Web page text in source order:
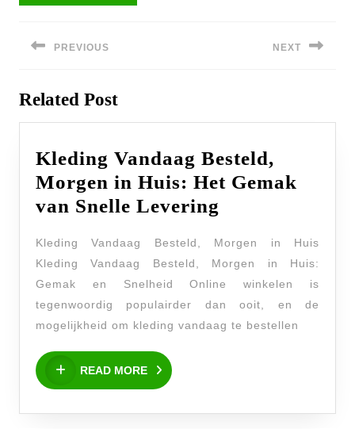
navigatie
PREVIOUS
post:
NEXT
Related Post
Kleding Vandaag Besteld,
Morgen in Huis: Het Gemak
van Snelle Levering
Besteld,
Morgen
in
Huis:
Snelle
Kleding Vandaag Besteld, Morgen in Huis
Kleding Vandaag Besteld, Morgen in Huis:
Gemak en Snelheid Online winkelen is
tegenwoordig populairder dan ooit, en de
mogelijkheid om kleding vandaag te bestellen
READ MORE
READ
MORE